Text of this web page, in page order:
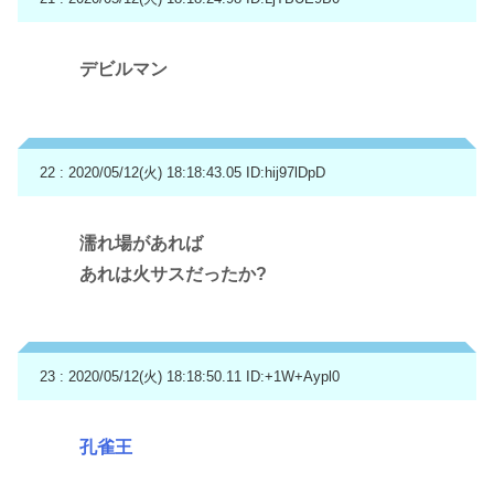
デビルマン
22 : 2020/05/12(火) 18:18:43.05 ID:hij97lDpD
濡れ場があれば
あれは火サスだったか?
23 : 2020/05/12(火) 18:18:50.11 ID:+1W+Aypl0
孔雀王